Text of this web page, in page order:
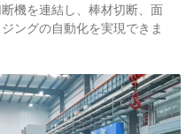
機を連結し、棒材切断、面
ングの自動化を実現できま